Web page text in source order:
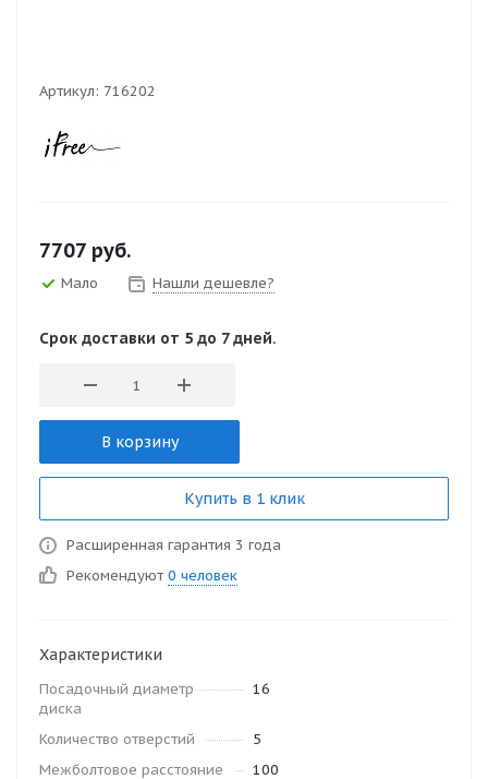
Артикул: 716202
7707 руб.
Мало Нашли дешевле?
Срок доставки от 5 до 7 дней.
В корзину
Купить в 1 клик
Расширенная гарантия 3 года
Рекомендуют 0 человек
Характеристики
Посадочный диаметр
диска
16
Количество отверстий
5
Межболтовое расстояние
100